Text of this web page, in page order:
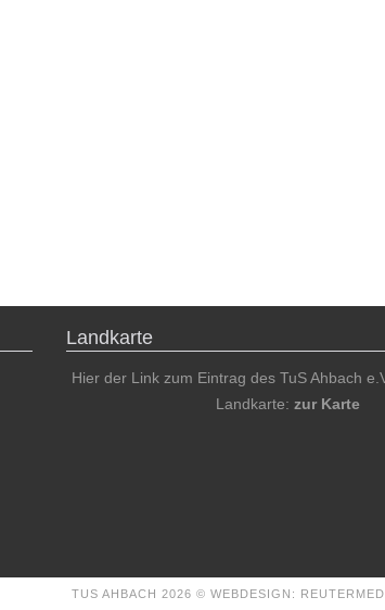
Landkarte
Hier der Link zum Eintrag des TuS Ahbach
Landkarte:zur Karte
TUS AHBACH 2026 © WEBDESIGN: